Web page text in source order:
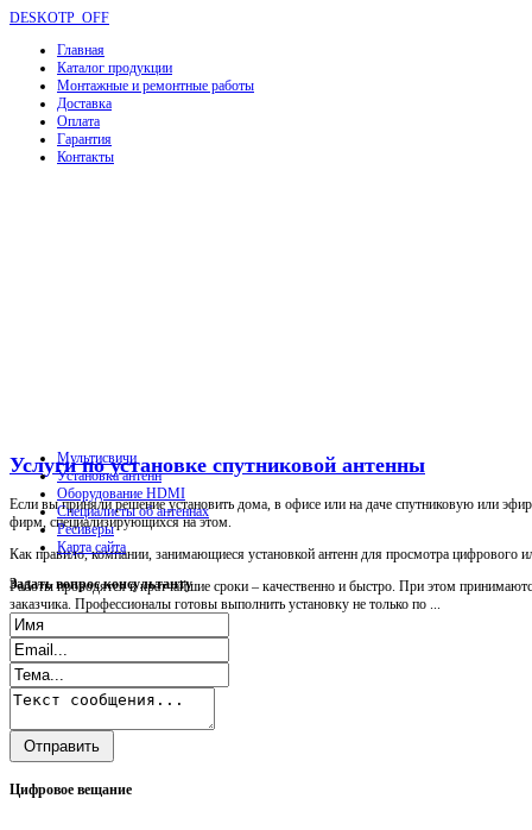
DESKOTP_OFF
Главная
Каталог продукции
Монтажные и ремонтные работы
Доставка
Оплата
Гарантия
Контакты
Услуги по установке спутниковой антенны
Если вы приняли решение установить дома, в офисе или на даче спутниковую или
фирм, специализирующихся на этом.
Как правило, компании, занимающиеся установкой антенн для просмотра цифрового
Работы проводятся в кратчайшие сроки – качественно и быстро. При этом
заказчика. Профессионалы готовы выполнить установку не только по ...
Мультисвичи
Установка антенн
Оборудование HDMI
Специалисты об антеннах
Ресиверы
Карта сайта
Задатьвопрос консультанту
Цифровое вещание